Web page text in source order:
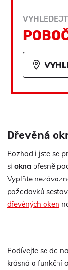
Dřevěná
Rozhodli jste se
si okna přesně
Vyplňte
požadavků
dřevěných oken
Podívejte se do
krásná a funkční